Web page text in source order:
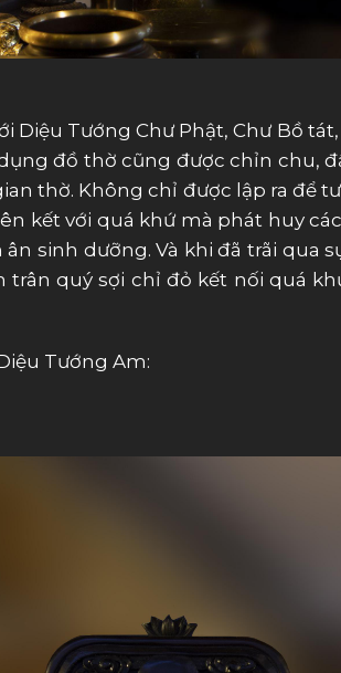
Diệu Tướng Chư Phật, Chư Bồ
đồ thờ cũng được chỉn chu,
thờ. Không chỉ được lập ra để
kết với quá khứ mà phát huy
sinh dưỡng. Và khi đã trãi qua
quý sợi chỉ đỏ kết nối quá
Tướng Am: